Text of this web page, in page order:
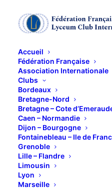
Accueil
Fédération Française
Association Internationale
Clubs
Bordeaux
Bretagne-Nord
Bretagne – Cote
Caen – Normandie
Dijon – Bourgogne
Fontainebleau – Ile de
Grenoble
Lille – Flandre
Limousin
Lyon
Marseille
« Elles
leur(s)